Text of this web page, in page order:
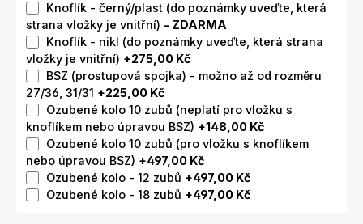
Knoflík - černý/plast (do poznámky uveďte, která
strana vložky je vnitřní) - ZDARMA
Knoflík - nikl (do poznámky uveďte, která strana
vložky je vnitřní) +275,00 Kč
BSZ (prostupová spojka) - možno až od rozměru
27/36, 31/31 +225,00 Kč
Ozubené kolo 10 zubů (neplatí pro vložku s
knoflíkem nebo úpravou BSZ) +148,00 Kč
Ozubené kolo 10 zubů (pro vložku s knoflíkem
nebo úpravou BSZ) +497,00 Kč
Ozubené kolo - 12 zubů +497,00 Kč
Ozubené kolo - 18 zubů +497,00 Kč